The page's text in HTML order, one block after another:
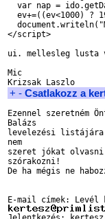
var nap =
ev+=((ev<1000) ?
</script>
ui. mellesleg lusta
Mic
+ - Csatlakozz a
Ezennel szeretném
Balázs
levelezési
nem
szeret jókat
szórakozni!
De ha mégis ne